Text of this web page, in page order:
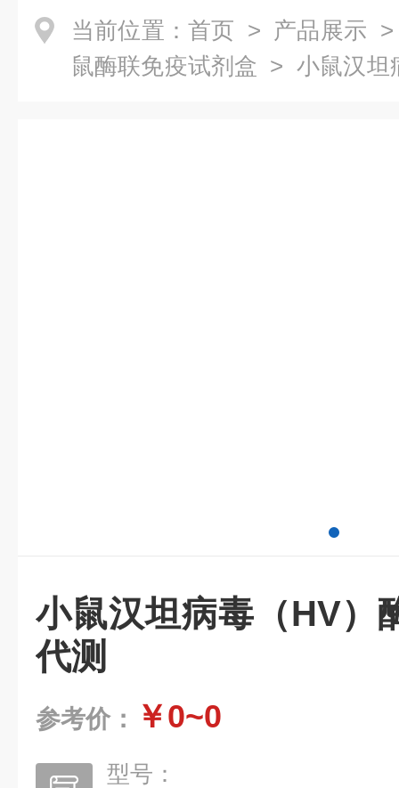
当前位置： 首页 > 产品展示
鼠酶联免疫试剂盒 > 小鼠汉坦
小鼠汉坦病毒（HV）
代测
参考价： ￥0~0
型号：